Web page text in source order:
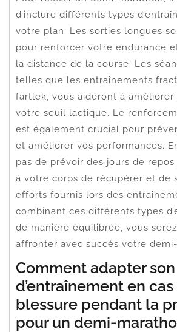
d’inclure différents types
votre plan. Les sorties longues
pour renforcer votre endurance
la distance de la course. Les
telles que les entraînements
fartlek, vous aideront à
votre seuil lactique. Le
est également crucial pour
et améliorer vos performances.
pas de prévoir des jours de
à votre corps de récupérer et de
efforts fournis lors des
combinant ces différents types
de manière équilibrée, vous
affronter avec succès votre
Comment adapter
d’entraînement en
blessure pendant la
pour un demi-